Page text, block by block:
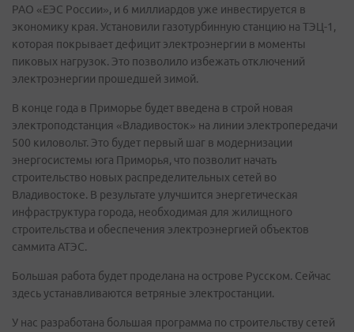
РАО «ЕЭС России», и 6 миллиардов уже инвестируется в
экономику края. Установили газотурбинную станцию на ТЭЦ-1,
которая покрывает дефицит электроэнергии в моменты
пиковых нагрузок. Это позволило избежать отключений
электроэнергии прошедшей зимой.
В конце года в Приморье будет введена в строй новая
электроподстанция «Владивосток» на линии электропередачи
500 киловольт. Это будет первый шаг в модернизации
энергосистемы юга Приморья, что позволит начать
строительство новых распределительных сетей во
Владивостоке. В результате улучшится энергетическая
инфраструктура города, необходимая для жилищного
строительства и обеспечения электроэнергией объектов
саммита АТЭС.
Большая работа будет проделана на острове Русском. Сейчас
здесь устанавливаются ветряные электростанции.
У нас разработана большая программа по строительству сетей